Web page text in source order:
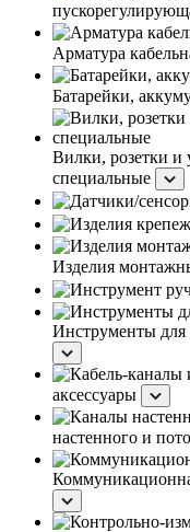
Арматура
Батарейки,
Вилки, розетки и
специальные
Изделия
Инструменты для
аксессуары
настенного и